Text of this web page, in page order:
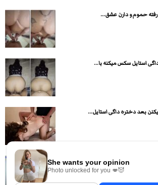
حموم و دارن عشق...
استایل سکس میکنه با...
بعد دختره داگی استایل...
کص و کون نمایی میکنه